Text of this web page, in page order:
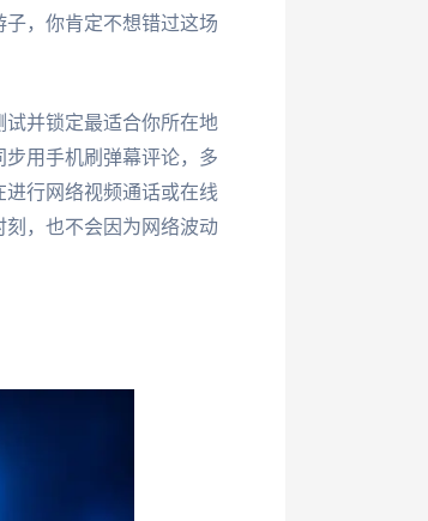
，你肯定不想错过这场
并锁定最适合你所在地
用手机刷弹幕评论，多
行网络视频通话或在线
，也不会因为网络波动